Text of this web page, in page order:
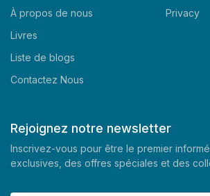
À propos de nous
Livres
Liste de blogs
Contactez Nous
Privacy
Rejoignez notre newsletter
Inscrivez-vous pour être le premier
exclusives, des offres spéciales et des